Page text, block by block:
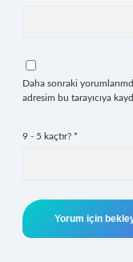
Daha sonraki
adresim bu tarayıcıya
9 - 5 kaçtır? *